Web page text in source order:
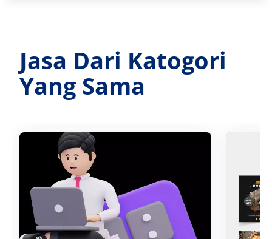
Jasa Dari Katogori
Yang Sama